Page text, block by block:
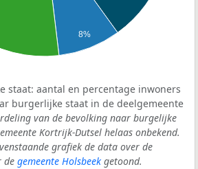
8%
staat: aantal en percentage inwoners
burgerlijke staat in de deelgemeente
van de bevolking naar burgelijke
Kortrijk-Dutsel helaas onbekend.
grafiek de data over de
de gemeente Holsbeek getoond.